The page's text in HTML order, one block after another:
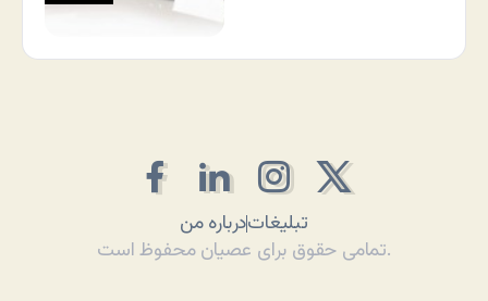
درباره منتبلیغات
تمامی حقوق برای عصیان محفوظ است.